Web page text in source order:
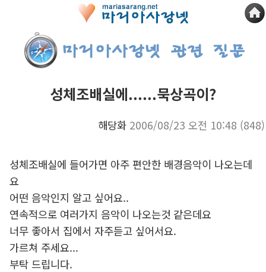
성체조배실에......묵상곡이?
해당화 2006/08/23 오전 10:48 (848)
성체조배실에 들어가면 아주 편안한 배경음악이 나오는데
요
어떤 음악인지 알고 싶어요..
연속적으로 여러가지 음악이 나오는것 같은데요
너무 좋아서 집에서 자주듣고 싶어서요.
가르쳐 주세요...
부탁 드립니다.